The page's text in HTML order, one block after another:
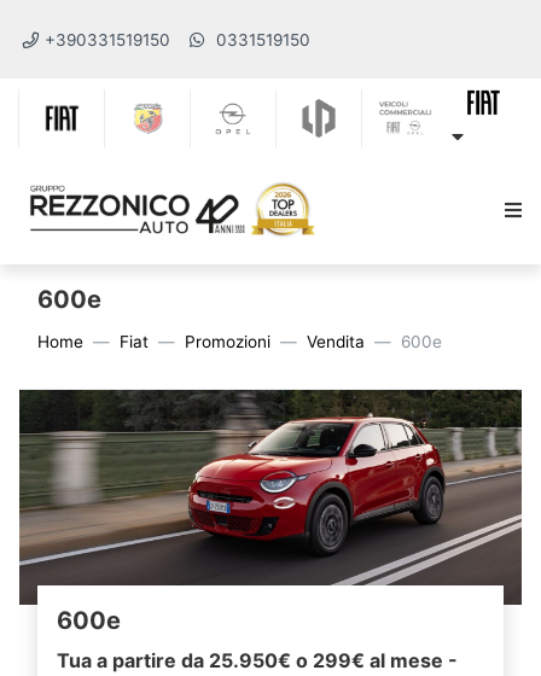
+390331519150 0331519150
600e
Home Fiat Promozioni Vendita 600e
600e
Tua a partire da 25.950€ o 299€ al mese -